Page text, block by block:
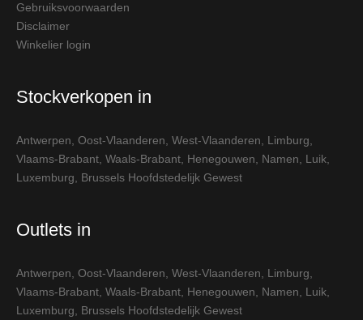
Gebruiksvoorwaarden
Disclaimer
Winkelier login
Stockverkopen in
Antwerpen Oost-Vlaanderen West-Vlaanderen Limburg
Vlaams-Brabant Waals-Brabant Henegouwen Namen Luik
Luxemburg
Brussels Hoofdstedelijk Gewest
Outlets in
Antwerpen Oost-Vlaanderen West-Vlaanderen Limburg
Vlaams-Brabant Waals-Brabant Henegouwen Namen Luik
Luxemburg
Brussels Hoofdstedelijk Gewest